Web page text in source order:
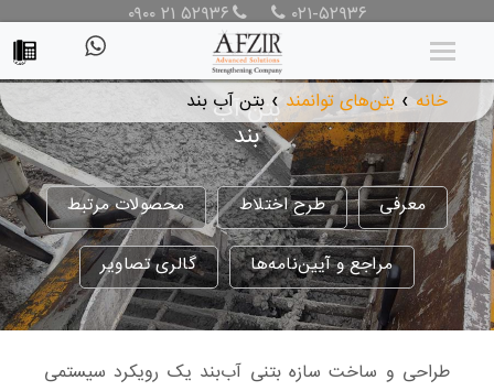
۰۲۱-۵۲۹۳۶ ۰۹۰۰ ۲۱ ۵۲۹۳۶
خانه ❯ بتن‌های توانمند ❯ بتن آب بند
بتن آب
بند
معرفی طرح اختلاط محصولات مرتبط
مراجع و آیین‌نامه‌ها گالری تصاویر
طراحی و ساخت سازه بتنی آب‌بند یک رویکرد سیستمی